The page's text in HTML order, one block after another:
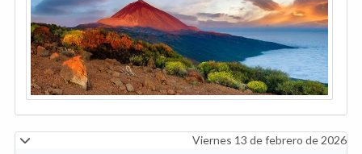
Viernes 13 de febrero de 2026